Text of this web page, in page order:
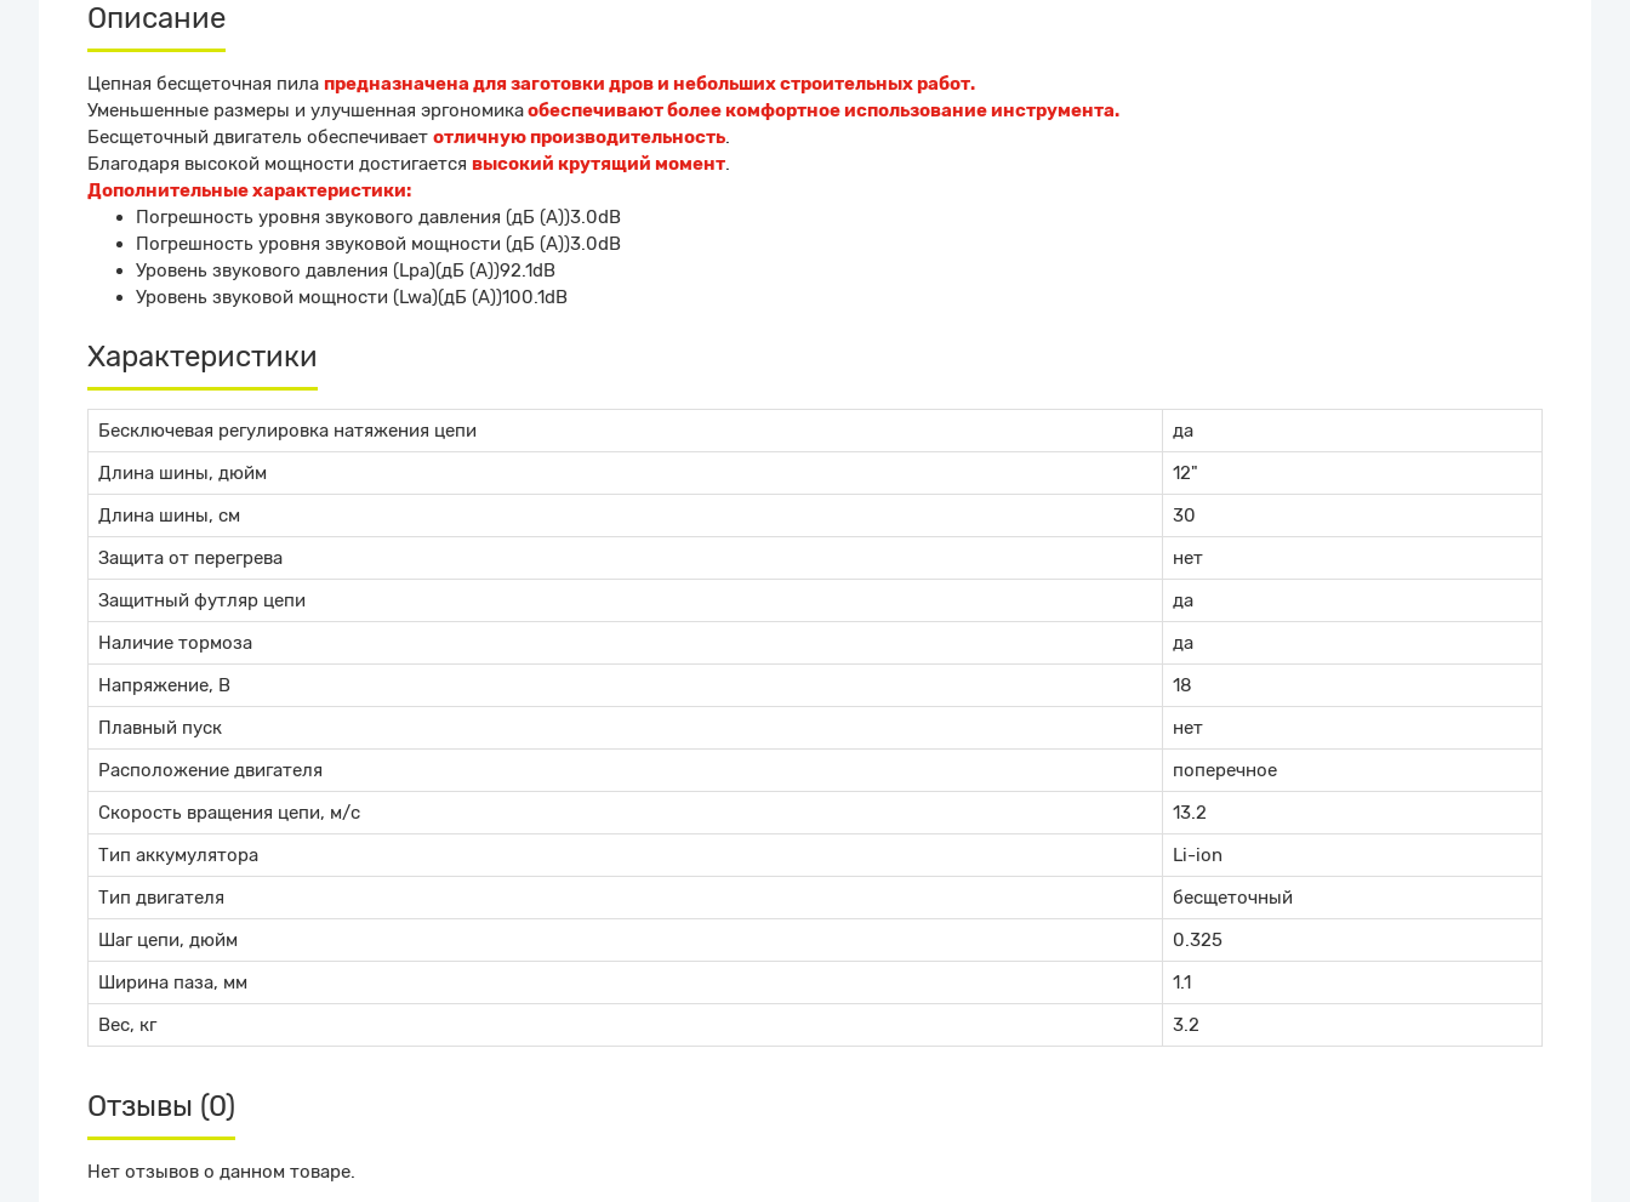
Описание
Цепная бесщеточная пила предназначена для заготовки дров и небольших строительных работ.
Уменьшенные размеры и улучшенная эргономикаобеспечивают более комфортное использование инструмента.
Бесщеточный двигатель обеспечивает отличную производительность.
Благодаря высокой мощности достигается высокий крутящий момент.
Дополнительные характеристики:
Погрешность уровня звукового давления (дБ (А))3.0dB
Погрешность уровня звуковой мощности (дБ (А))3.0dB
Уровень звукового давления (Lpa)(дБ (А))92.1dB
Уровень звуковой мощности (Lwa)(дБ (А))100.1dB
Характеристики
Бесключевая регулировка натяжения цепи
да
Длина шины, дюйм
12"
Длина шины, см
30
Защита от перегрева
нет
Защитный футляр цепи
да
Наличие тормоза
да
Напряжение, В
18
Плавный пуск
нет
Расположение двигателя
поперечное
Скорость вращения цепи, м/с
13.2
Тип аккумулятора
Li-ion
Тип двигателя
бесщеточный
Шаг цепи, дюйм
0.325
Ширина паза, мм
1.1
Вес, кг
3.2
Отзывы (0)
Нет отзывов о данном товаре.